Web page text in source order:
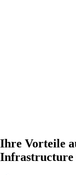
Ihre Vorteile
Infrastructure